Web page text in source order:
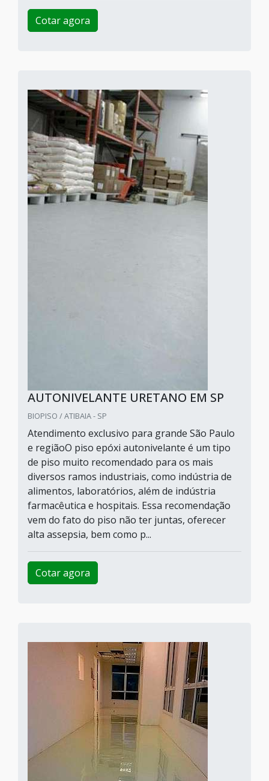
Cotar agora
AUTONIVELANTE URETANO EM SP
BIOPISO / ATIBAIA - SP
Atendimento exclusivo para grande São Paulo
e regiãoO piso epóxi autonivelante é um tipo
de piso muito recomendado para os mais
diversos ramos industriais, como indústria de
alimentos, laboratórios, além de indústria
farmacêutica e hospitais. Essa recomendação
vem do fato do piso não ter juntas, oferecer
alta assepsia, bem como p...
Cotar agora